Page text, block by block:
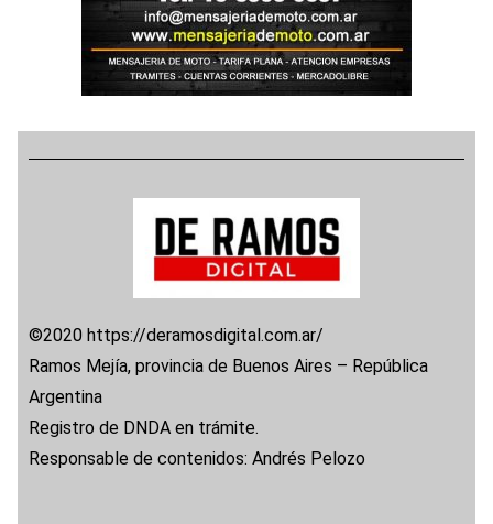
©2020 https://deramosdigital.com.ar/
Ramos Mejía, provincia de Buenos Aires – República
Argentina
Registro de DNDA en trámite.
Responsable de contenidos: Andrés Pelozo